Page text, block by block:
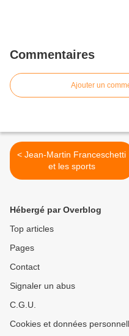
Commentaires
Ajouter un
< Jean-Martin Franceschetti
et les sports
Hébergé par Overblog
Top articles
Pages
Contact
Signaler un abus
C.G.U.
Cookies et données